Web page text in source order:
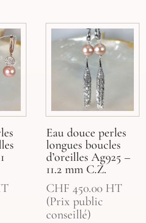
Eau douce perles
longues boucles
d’oreilles Ag925 –
11.2 mm C.Z.
CHF 450.00 HT
(Prix public
conseillé)